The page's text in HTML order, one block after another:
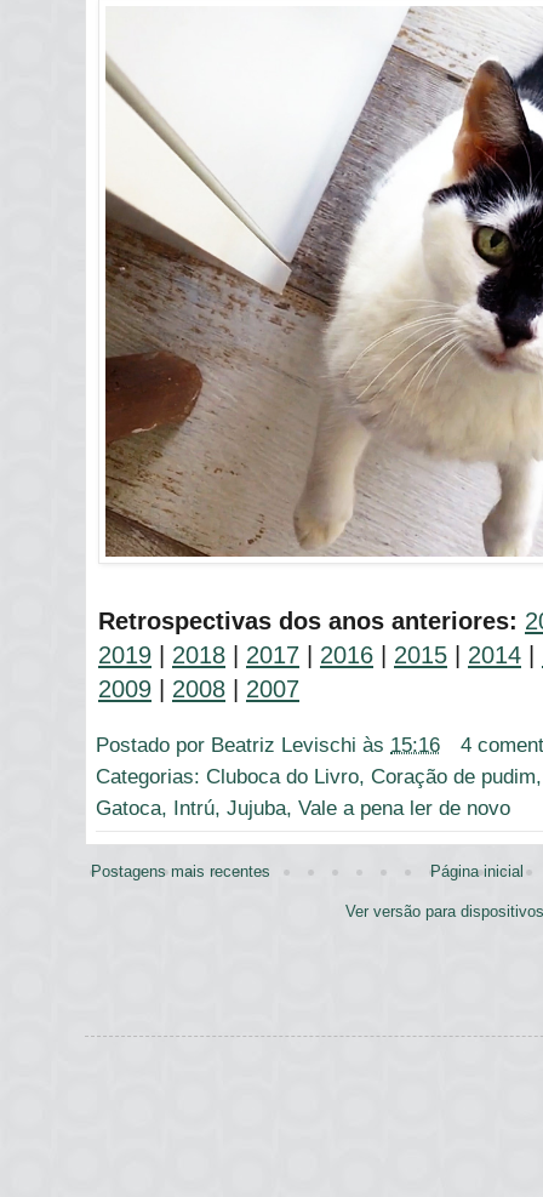
Retrospectivas dos anos anteriores:
2019
2018 2017 2016 2015 2014
2009
2008 2007
Postado por Beatriz Levischi às 15:16
4
Categorias: Cluboca do Livro, Coração de pudim
Gatoca, Intrú, Jujuba, Vale a pena ler de novo
Postagens mais recentes Página inicial
Ver versão para